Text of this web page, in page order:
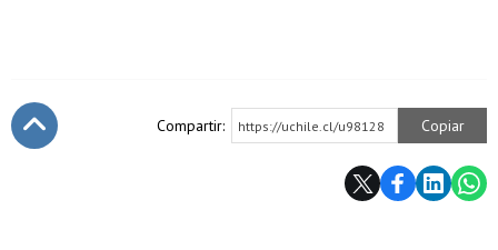
Compartir: https://uchile.cl/u98128 Copiar